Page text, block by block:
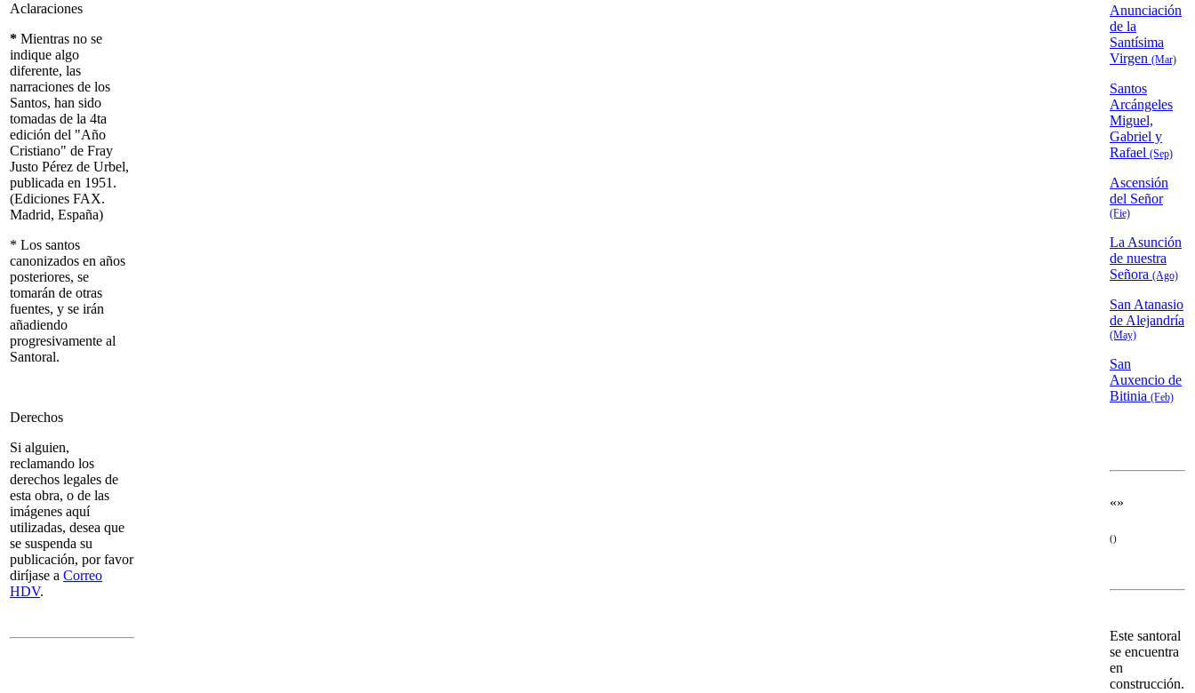
Aclaraciones
* Mientras no se
indique algo
diferente, las
narraciones de los
Santos, han sido
tomadas de la 4ta
edición del "Año
Cristiano" de Fray
Justo Pérez de Urbel,
publicada en 1951.
(Ediciones FAX.
Madrid, España)
* Los santos
canonizados en años
posteriores, se
tomarán de otras
fuentes, y se irán
añadiendo
progresivamente al
Santoral.
Derechos
Si alguien,
reclamando los
derechos legales de
esta obra, o de las
imágenes aquí
utilizadas, desea que
se suspenda su
publicación, por favor
diríjase a Correo
HDV.
Anunciación
de la
Santísima
Virgen (Mar)
Santos
Arcángeles
Miguel,
Gabriel y
Rafael (Sep)
Ascensión
del Señor
(Fie)
La Asunción
de nuestra
Señora (Ago)
San Atanasio
de Alejandría
(May)
San
Auxencio de
Bitinia (Feb)
«»
()
Este santoral
se encuentra
en
construcción.